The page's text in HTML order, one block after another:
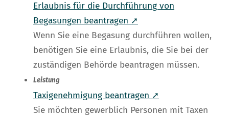
Erlaubnis für die Durchführung von
Begasungen beantragen ➚
Wenn Sie eine Begasung durchführen wollen,
benötigen Sie eine Erlaubnis, die Sie bei der
zuständigen Behörde beantragen müssen.
Leistung
Taxigenehmigung beantragen ➚
Sie möchten gewerblich Personen mit Taxen